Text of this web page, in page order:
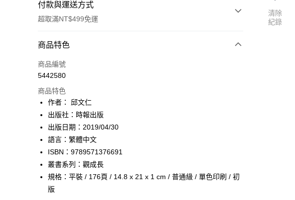
付款與運送方式
超取滿NT$499免運
付款方式
信用卡一次付款
運送方式
付款後全家取貨
每筆NT$60，滿NT$499(含以上)免運費
付款後7-11取貨
每筆NT$60，滿NT$499(含以上)免運費
宅配
商品特色
商品編號
5442580
商品特色
作者： 邱文仁
出版社：時報出版
出版日期：2019/04/30
語言：繁體中文
ISBN：9789571376691
叢書系列：觀成長
規格：平裝 / 176頁 / 14.8 x 21 x 1 cm / 普通級 / 單色印刷 / 初
版
清除
紀錄